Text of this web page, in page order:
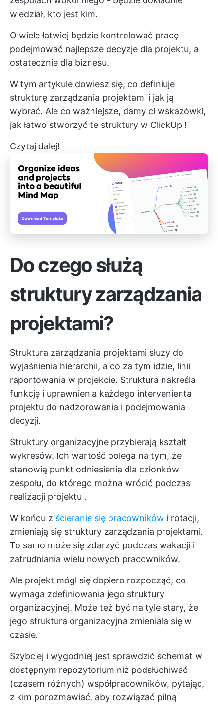
wiedział, kto jest kim.
O wiele łatwiej będzie kontrolować pracę i
podejmować najlepsze decyzje dla projektu, a
ostatecznie dla biznesu.
W tym artykule dowiesz się, co definiuje
strukturę zarządzania projektami i jak ją
wybrać. Ale co ważniejsze, damy ci wskazówki,
jak łatwo stworzyć te struktury w ClickUp !
Czytaj dalej!
Do czego służą
struktury zarządzania
projektami?
Struktura zarządzania projektami służy do
wyjaśnienia hierarchii, a co za tym idzie, linii
raportowania w projekcie. Struktura nakreśla
funkcję i uprawnienia każdego intervenienta
projektu do nadzorowania i podejmowania
decyzji.
Struktury organizacyjne przybierają kształt
wykresów. Ich wartość polega na tym, że
stanowią punkt odniesienia dla członków
zespołu, do którego można wrócić podczas
realizacji projektu .
W końcu z ścieranie się pracowników i rotacji,
zmieniają się struktury zarządzania projektami.
To samo może się zdarzyć podczas wakacji i
zatrudniania wielu nowych pracowników.
Ale projekt mógł się dopiero rozpocząć, co
wymaga zdefiniowania jego struktury
organizacyjnej. Może też być na tyle stary, że
jego struktura organizacyjna zmieniała się w
czasie.
Szybciej i wygodniej jest sprawdzić schemat w
dostępnym repozytorium niż podsłuchiwać
(czasem różnych) współpracowników, pytając,
z kim porozmawiać, aby rozwiązać pilną